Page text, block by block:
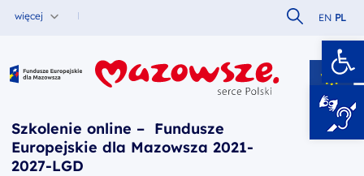
więcej Szukaj w
EN PL
Fundusze Europejskie dla Mazowsza
Szkolenie online – Fundusze
Europejskie dla Mazowsza 2021-
2027-LGD